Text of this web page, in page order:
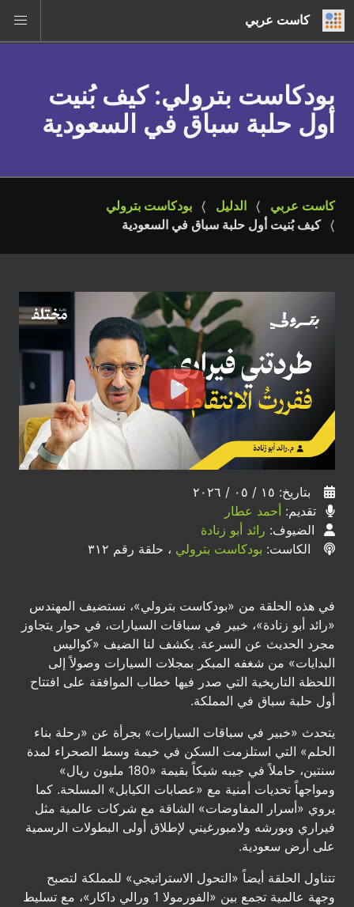
كاست عربي
بودكاست بترولي: كيف بُنيت
أول حلبة سباق في السعودية
كاست عربي الدليل
بودكاست بترولي
كيف بُنيت أول حلبة سباق في السعودية
بتاريخ: ١٥ / ٠٥ / ٢٠٢٦
تقديم: أحمد عطار
الضيوف: رائد أبو زنادة
الكاست: بودكاست بترولي ، حلقة رقم ٣١٢
في هذه الحلقة من «بودكاست بترولي»، نستضيف المهندس
«رائد أبو زنادة»، خبير في سباقات السيارات، في حوار يتجاوز
مجرد الحديث عن السرعة. يكشف لنا الضيف «كواليس
البدايات» من شغفه المبكر بمجلات السيارات وصولاً إلى
اللحظة التاريخية التي صدر فيها خطاب الموافقة على افتتاح
أول حلبة سباق في المملكة.
يتحدث «خبير في سباقات السيارات» بجرأة عن «رحلة بناء
الحلم» التي استلزمت السكن في خيمة وسط الصحراء لمدة
سنتين، حاملاً في جيبه شيكاً بقيمة «180 مليون ريال»
ومواجهاً تحديات أمنية مع «عصابات الكيابل» المسلحة. كما
يروي «أسرار المفاوضات» الشاقة مع شركات عالمية مثل
فيراري وبورشه ولامبورغيني لإطلاق أولى البطولات الرسمية
على أرض سعودية.
تتناول الحلقة أيضاً «التحول الاستراتيجي» للمملكة لتصبح
وجهة عالمية تجمع بين «الفورمولا 1 ورالي داكار»، مع تسليط